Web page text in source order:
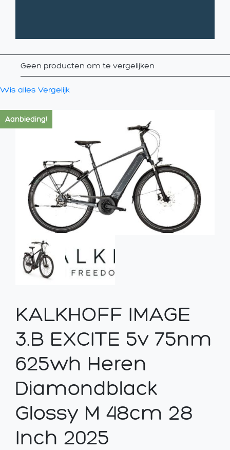
Geen producten om te vergelijken
Wis alles Vergelijk
Aanbieding!
KALKHOFF IMAGE
3.B EXCITE 5v 75nm
625wh Heren
Diamondblack
Glossy M 48cm 28
Inch 2025